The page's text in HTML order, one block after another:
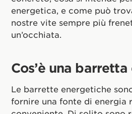
energetica, e come può
nostre vite sempre più
un’occhiata.
Cos’è una
Le barrette energetiche
fornire una fonte di energia